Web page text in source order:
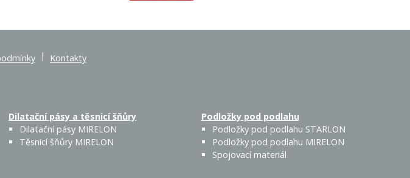
| Kontakty
Dilatační pásy a těsnicí šňůry
Dilatační pásy MIRELON
Těsnicí šňůry MIRELON
Podložky pod podlahu
Podložky pod podlahu STARLON
Podložky pod podlahu MIRELON
Spojovací materiál